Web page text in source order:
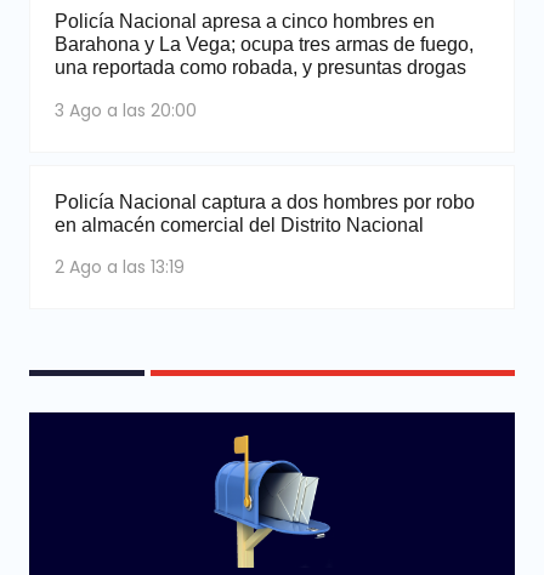
Policía Nacional apresa a cinco hombres en
Barahona y La Vega; ocupa tres armas de fuego,
una reportada como robada, y presuntas drogas
3 Ago a las 20:00
Policía Nacional captura a dos hombres por robo
en almacén comercial del Distrito Nacional
2 Ago a las 13:19